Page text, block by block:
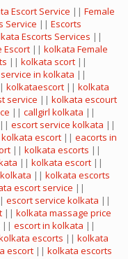
Escort Service || Female
Service || Escorts
Escorts Services ||
Escort || kolkata Female
|| kolkata scort ||
in kolkata ||
kolkataescort || kolkata
service || kolkata escourt
|| callgirl kolkata ||
|| escort service kolkata ||
kolkata escort || eacorts in
|| kolkata escorts ||
|| kolkata escort ||
|| kolkata escorts
escort service ||
escort service kolkata ||
|| kolkata massage price
|| escort in kolkata ||
escorts || kolkata
escort || kolkata escorts